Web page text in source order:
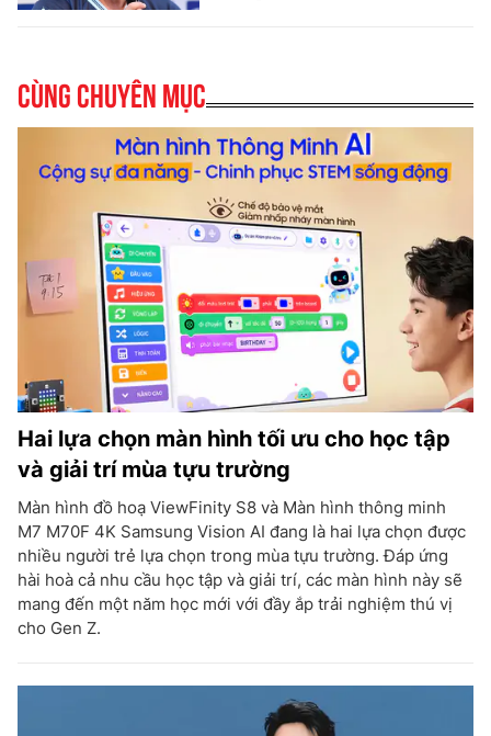
Cùng chuyên mục
Hai lựa chọn màn hình tối ưu cho học tập
và giải trí mùa tựu trường
Màn hình đồ hoạ ViewFinity S8 và Màn hình thông minh
M7 M70F 4K Samsung Vision AI đang là hai lựa chọn được
nhiều người trẻ lựa chọn trong mùa tựu trường. Đáp ứng
hài hoà cả nhu cầu học tập và giải trí, các màn hình này sẽ
mang đến một năm học mới với đầy ắp trải nghiệm thú vị
cho Gen Z.